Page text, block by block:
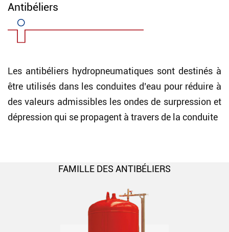
Antibéliers
Les antibéliers hydropneumatiques sont destinés à
être utilisés dans les conduites d’eau pour réduire à
des valeurs admissibles les ondes de surpression et
dépression qui se propagent à travers de la conduite
FAMILLE DES ANTIBÉLIERS